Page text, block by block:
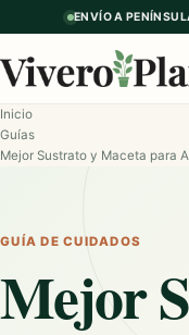
ENVÍO A
Inicio
Guías
Mejor Sustrato y Maceta para
GUÍA DE CUIDADOS
Mejor